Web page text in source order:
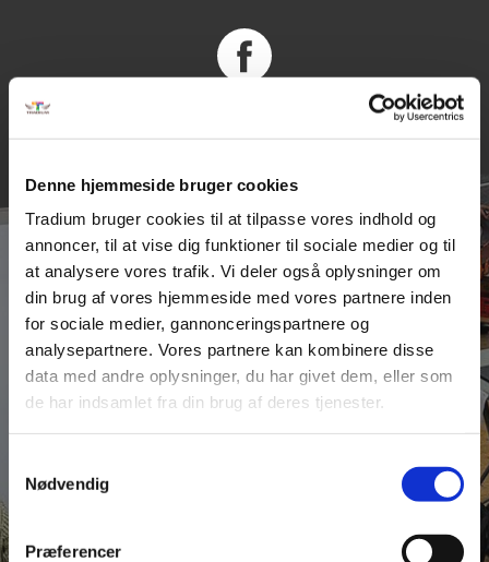
Denne hjemmeside bruger cookies
Tradium bruger cookies til at tilpasse vores indhold og
annoncer, til at vise dig funktioner til sociale medier og til
at analysere vores trafik. Vi deler også oplysninger om
din brug af vores hjemmeside med vores partnere inden
for sociale medier, gannonceringspartnere og
analysepartnere. Vores partnere kan kombinere disse
data med andre oplysninger, du har givet dem, eller som
de har indsamlet fra din brug af deres tjenester.
Nødvendig
Præferencer
NYHEDER
Elever tager deres
uddannelse til næste
På Tradiums uddannelser dyrkes talentet